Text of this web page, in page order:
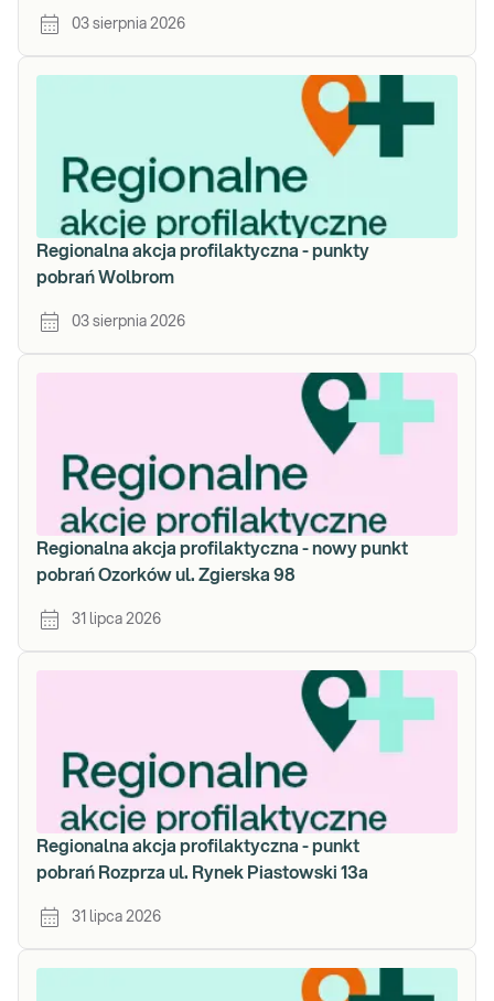
03 sierpnia 2026
Regionalna akcja profilaktyczna - punkty
pobrań Wolbrom
03 sierpnia 2026
Regionalna akcja profilaktyczna - nowy punkt
pobrań Ozorków ul. Zgierska 98
31 lipca 2026
Regionalna akcja profilaktyczna - punkt
pobrań Rozprza ul. Rynek Piastowski 13a
31 lipca 2026